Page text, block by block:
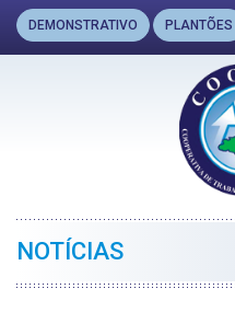
DEMONSTRATIVO PLANTÕES
NOTÍCIAS